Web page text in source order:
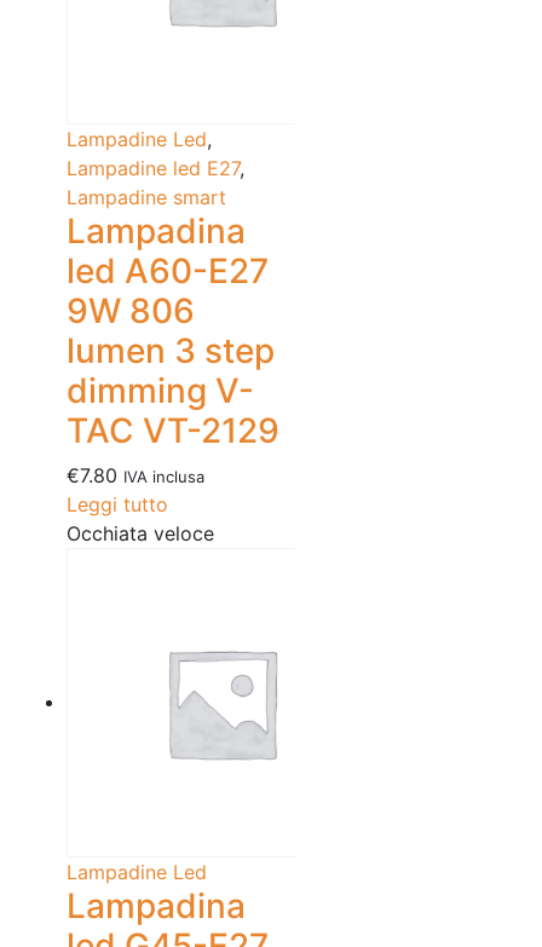
Lampadine Led,
Lampadine led E27,
Lampadine smart
Lampadina
led A60-E27
9W 806
lumen 3 step
dimming V-
TAC VT-2129
€7.80 IVA inclusa
Leggi tutto
Occhiata veloce
Lampadine Led
Lampadina